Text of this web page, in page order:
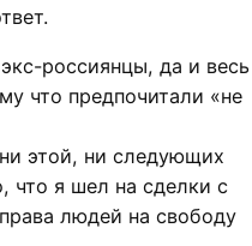
россиянцы, да и весь
что предпочитали «не
этой, ни следующих
что я шел на сделки с
людей на свободу